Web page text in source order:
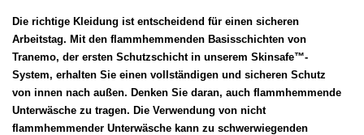
Die richtige Kleidung ist entscheidend für einen sicheren
Arbeitstag. Mit den flammhemmenden Basisschichten von
Tranemo, der ersten Schutzschicht in unserem Skinsafe™-
System, erhalten Sie einen vollständigen und sicheren Schutz
von innen nach außen. Denken Sie daran, auch flammhemmende
Unterwäsche zu tragen. Die Verwendung von nicht
flammhemmender Unterwäsche kann zu schwerwiegenden